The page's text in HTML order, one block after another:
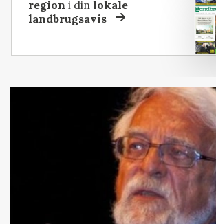
region i dinlokale
landbrugsavis